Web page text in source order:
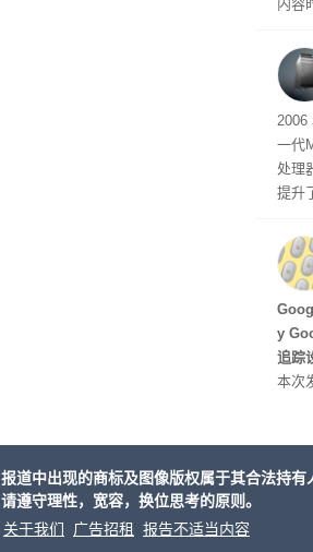
内容
有
2006
一代
处理
提升
型
ss
y
追踪
本次
摩托
报道中出现的商标及图像版权属于其合法持
请遵守理性，宽容，换位思考的原则。
关于我们
广告招租
报告不适当内容